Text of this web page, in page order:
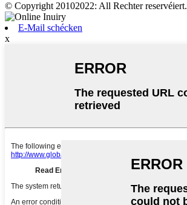
© Copyright 20102022: All Rechter reservéiert.
E-Mail schécken
x